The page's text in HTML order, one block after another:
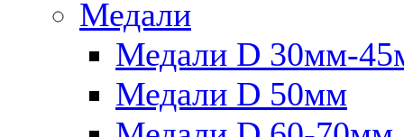
Медали
Медали D 30мм-
Медали D 50мм